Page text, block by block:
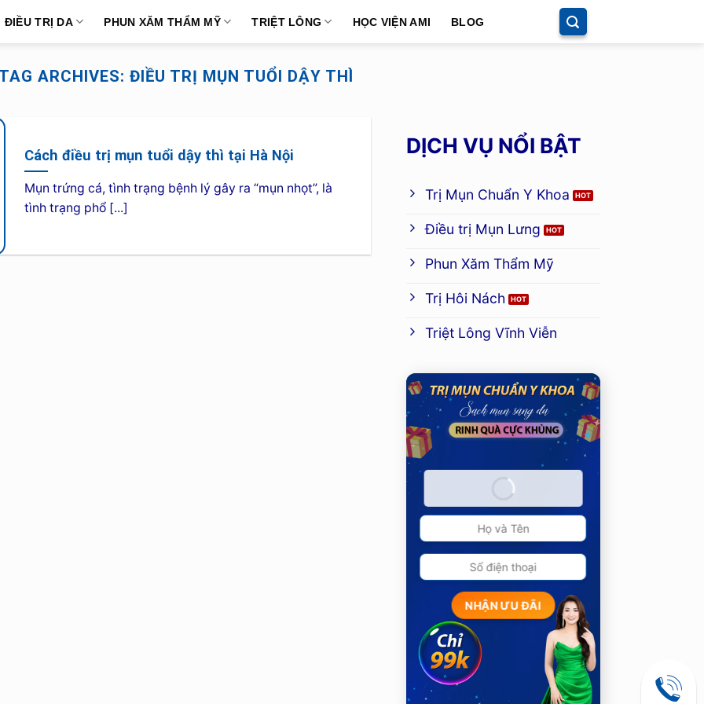
ĐIỀU TRỊ DA PHUN XĂM THẨM MỸ TRIỆT LÔNG HỌC VIỆN AMI BLOG
TAG ARCHIVES: ĐIỀU TRỊ MỤN TUỔI DẬY THÌ
Cách điều trị mụn tuổi dậy thì tại Hà Nội
Mụn trứng cá, tình trạng bệnh lý gây ra “mụn nhọt”, là
tình trạng phổ [...]
DỊCH VỤ NỔI BẬT
Trị Mụn Chuẩn Y Khoa
Điều trị Mụn Lưng
Phun Xăm Thẩm Mỹ
Trị Hôi Nách
Triệt Lông Vĩnh Viễn